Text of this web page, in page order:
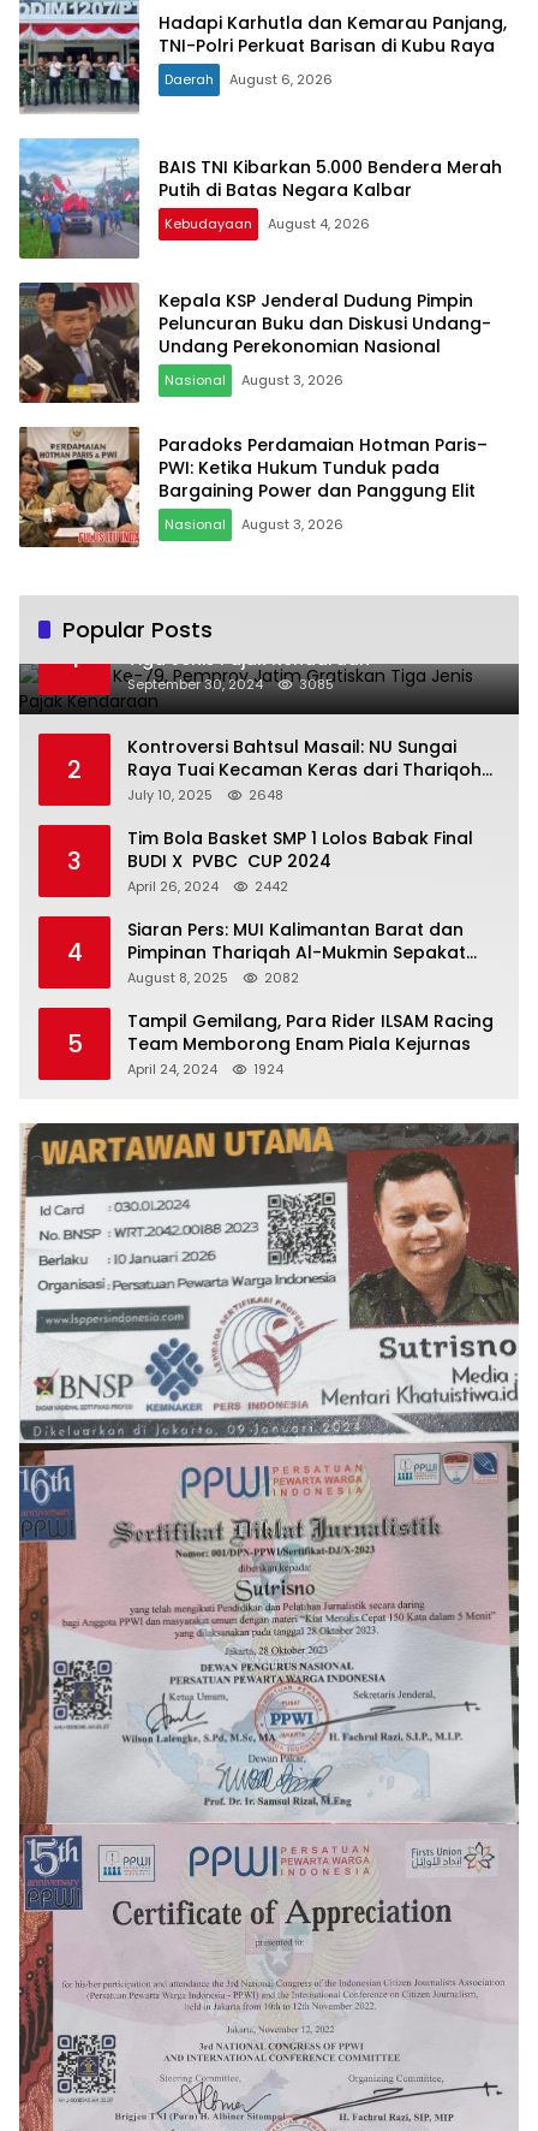
Hadapi Karhutla dan Kemarau Panjang,
TNI-Polri Perkuat Barisan di Kubu Raya
Daerah August 6, 2026
BAIS TNI Kibarkan 5.000 Bendera Merah
Putih di Batas Negara Kalbar
Kebudayaan August 4, 2026
Kepala KSP Jenderal Dudung Pimpin
Peluncuran Buku dan Diskusi Undang-
Undang Perekonomian Nasional
Nasional August 3, 2026
Paradoks Perdamaian Hotman Paris–
PWI: Ketika Hukum Tunduk pada
Bargaining Power dan Panggung Elit
Nasional August 3, 2026
Popular Posts
1
Hari Jadi Ke-79, Pemprov Jatim Gratiskan
Tiga Jenis Pajak Kendaraan
September 30, 2024 3085
2
Kontroversi Bahtsul Masail: NU Sungai
Raya Tuai Kecaman Keras dari Thariqoh
Al Mu’min
July 10, 2025 2648
3
Tim Bola Basket SMP 1 Lolos Babak Final
BUDI X PVBC CUP 2024
April 26, 2024 2442
4
Siaran Pers: MUI Kalimantan Barat dan
Pimpinan Thariqah Al-Mukmin Sepakat
Jaga Umat
August 8, 2025 2082
5
Tampil Gemilang, Para Rider ILSAM Racing
Team Memborong Enam Piala Kejurnas
April 24, 2024 1924